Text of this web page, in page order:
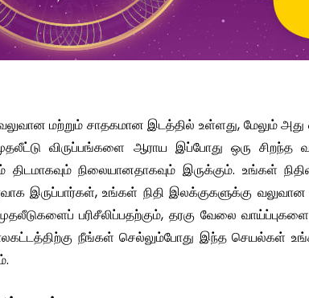
மற்றும் சாதகமான இடத்தில் உள்ளது, மேலும் அது
விருப்பங்களை ஆராய இப்போது ஒரு சிறந்த
திடமாகவும் நிலையானதாகவும் இருக்கும். உங்கள்
இருப்பார்கள், உங்கள் நிதி இலக்குகளுக்கு
பரிசீலிப்பதற்கும், தரகு வேலை
நீங்கள் செல்லும்போது இந்த செயல்கள்